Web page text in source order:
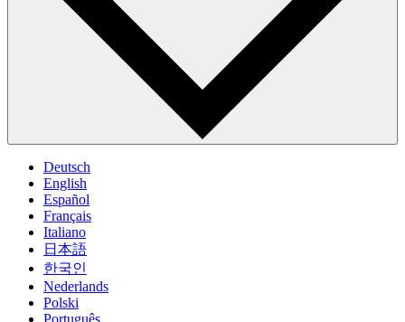
Deutsch
English
Español
Français
Italiano
日本語
한국인
Nederlands
Polski